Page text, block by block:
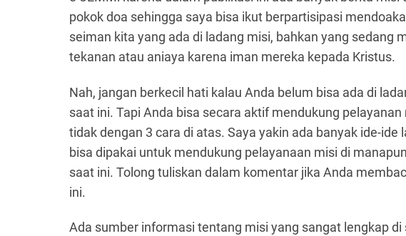
pokok doa sehingga saya bisa ikut berpartisipasi
seiman kita yang ada di ladang misi, bahkan yang sedang
tekanan atau aniaya karena iman mereka kepada Kristus.
Nah, jangan berkecil hati kalau Anda belum bisa ada di
saat ini. Tapi Anda bisa secara aktif mendukung pelayanan
tidak dengan 3 cara di atas. Saya yakin ada banyak ide-ide
bisa dipakai untuk mendukung pelayanaan misi di
saat ini. Tolong tuliskan dalam komentar jika Anda
ini.
Ada sumber informasi tentang misi yang sangat lengkap di